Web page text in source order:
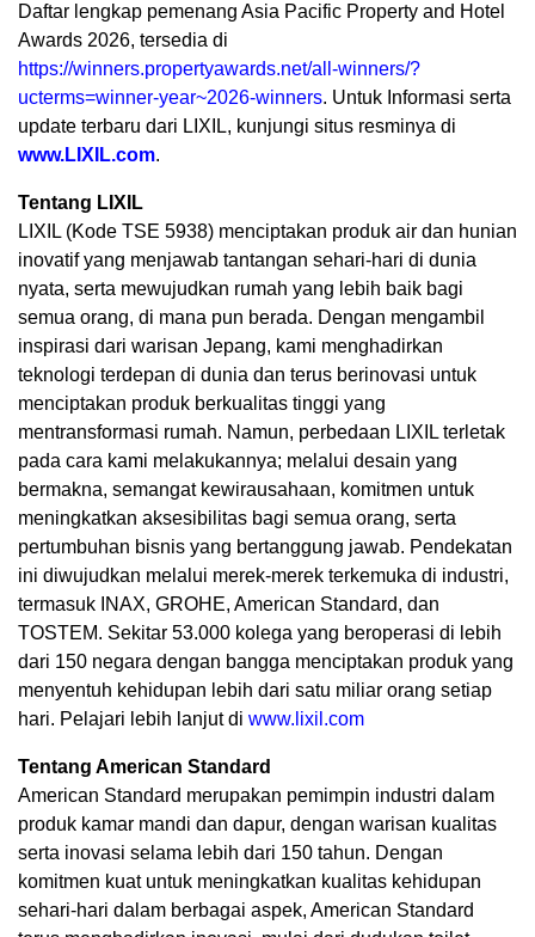
Daftar lengkap pemenang Asia Pacific Property and Hotel
Awards 2026, tersedia di
https://winners.propertyawards.net/all-winners/?
ucterms=winner-year~2026-winners. Untuk Informasi serta
update terbaru dari LIXIL, kunjungi situs resminya di
www.LIXIL.com.
Tentang LIXIL
LIXIL (Kode TSE 5938) menciptakan produk air dan hunian
inovatif yang menjawab tantangan sehari-hari di dunia
nyata, serta mewujudkan rumah yang lebih baik bagi
semua orang, di mana pun berada. Dengan mengambil
inspirasi dari warisan Jepang, kami menghadirkan
teknologi terdepan di dunia dan terus berinovasi untuk
menciptakan produk berkualitas tinggi yang
mentransformasi rumah. Namun, perbedaan LIXIL terletak
pada cara kami melakukannya; melalui desain yang
bermakna, semangat kewirausahaan, komitmen untuk
meningkatkan aksesibilitas bagi semua orang, serta
pertumbuhan bisnis yang bertanggung jawab. Pendekatan
ini diwujudkan melalui merek-merek terkemuka di industri,
termasuk INAX, GROHE, American Standard, dan
TOSTEM. Sekitar 53.000 kolega yang beroperasi di lebih
dari 150 negara dengan bangga menciptakan produk yang
menyentuh kehidupan lebih dari satu miliar orang setiap
hari. Pelajari lebih lanjut di www.lixil.com
Tentang American Standard
American Standard merupakan pemimpin industri dalam
produk kamar mandi dan dapur, dengan warisan kualitas
serta inovasi selama lebih dari 150 tahun. Dengan
komitmen kuat untuk meningkatkan kualitas kehidupan
sehari-hari dalam berbagai aspek, American Standard